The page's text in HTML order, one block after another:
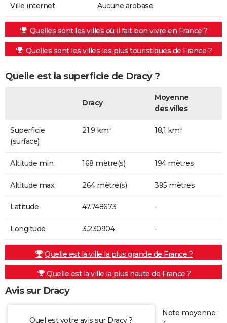
Ville internet Aucune arobase
Quelles sont les villes où il fait bon vivre en France ?
Quelles sont les villes les plus touristiques de France ?
Quelle est la superficie de Dracy ?
Dracy
Moyenne
des villes
Superficie
(surface)
21,9 km² 18,1 km²
Altitude min. 168 mètre(s) 194 mètres
Altitude max. 264 mètre(s) 395 mètres
Latitude 47.748673 -
Longitude 3.230904 -
Quelle est la ville la plus grande de France ?
Quelle est la ville la plus haute de France ?
Avis sur Dracy
Quel est votre avis sur Dracy ?
Note moyenne :